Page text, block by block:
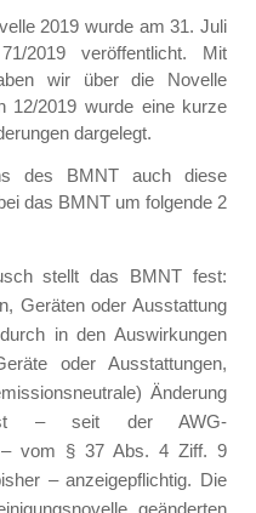
2019 wurde am 31. Juli
2019 veröffentlicht. Mit
wir über die Novelle
12/2019 wurde eine kurze
dargelegt.
des BMNT auch diese
das BMNT um folgende 2
stellt das BMNT fest:
Geräten oder Ausstattung
in den Auswirkungen
oder Ausstattungen,
Änderung
– seit der AWG-
– vom § 37 Abs. 4 Ziff. 9
– anzeigepflichtig. Die
geänderten